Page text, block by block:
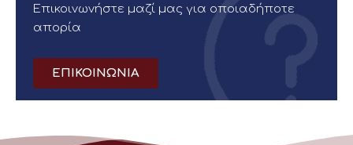
Επικοινωνήστε μαζί μας για οποιαδήποτε
απορία
ΕΠΙΚΟΙΝΩΝΙΑ